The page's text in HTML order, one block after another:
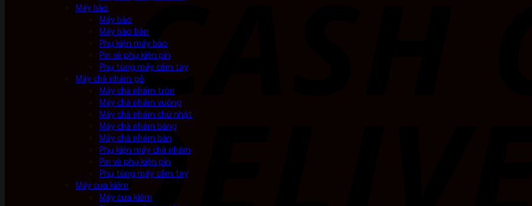
Máy bào
Máy bào
Máy bào bàn
Phụ kiện máy bào
Pin và phụ kiện pin
Phụ tùng máy cầm tay
Máy chà nhám gỗ
Máy chà nhám tròn
Máy chà nhám vuông
Máy chà nhám chữ nhật
Máy chà nhám băng
Máy chà nhám bàn
Phụ kiện máy chà nhám
Pin và phụ kiện pin
Phụ tùng máy cầm tay
Máy cưa kiếm
Máy cưa kiếm